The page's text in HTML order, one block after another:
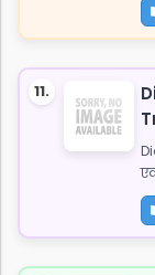
11.